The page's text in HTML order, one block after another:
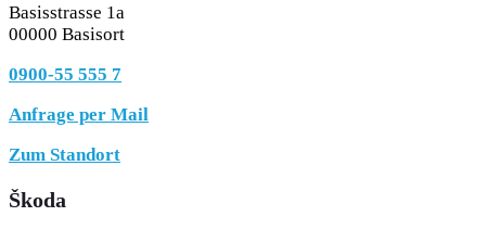
Basisstrasse 1a
00000 Basisort
0900-55 555 7
Anfrage per Mail
Zum Standort
Škoda